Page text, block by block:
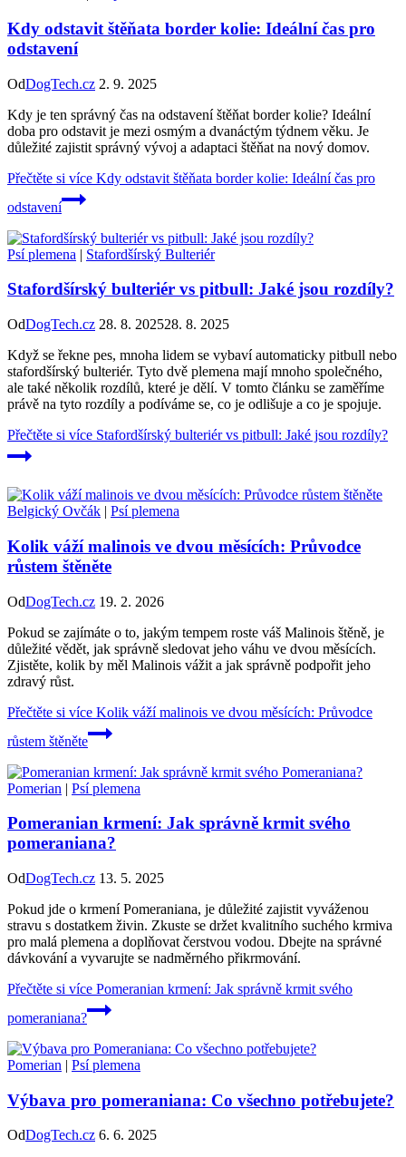
Kdy odstavit štěňata border kolie: Ideální čas pro
odstavení
OdDogTech.cz 2. 9. 2025
Kdy je ten správný čas na odstavení štěňat border kolie? Ideální
doba pro odstavit je mezi osmým a dvanáctým týdnem věku. Je
důležité zajistit správný vývoj a adaptaci štěňat na nový domov.
Přečtěte si více Kdy odstavit štěňata border kolie: Ideální čas pro
odstavení
Psí plemena | Stafordšírský Bulteriér
Stafordšírský bulteriér vs pitbull: Jaké jsou rozdíly?
OdDogTech.cz 28. 8. 202528. 8. 2025
Když se řekne pes, mnoha lidem se vybaví automaticky pitbull nebo
stafordšírský bulteriér. Tyto dvě plemena mají mnoho společného,
ale také několik rozdílů, které je dělí. V tomto článku se zaměříme
právě na tyto rozdíly a podíváme se, co je odlišuje a co je spojuje.
Přečtěte si více Stafordšírský bulteriér vs pitbull: Jaké jsou rozdíly?
Belgický Ovčák | Psí plemena
Kolik váží malinois ve dvou měsících: Průvodce
růstem štěněte
OdDogTech.cz 19. 2. 2026
Pokud se zajímáte o to, jakým tempem roste váš Malinois štěně, je
důležité vědět, jak správně sledovat jeho váhu ve dvou měsících.
Zjistěte, kolik by měl Malinois vážit a jak správně podpořit jeho
zdravý růst.
Přečtěte si více Kolik váží malinois ve dvou měsících: Průvodce
růstem štěněte
Pomerian | Psí plemena
Pomeranian krmení: Jak správně krmit svého
pomeraniana?
OdDogTech.cz 13. 5. 2025
Pokud jde o krmení Pomeraniana, je důležité zajistit vyváženou
stravu s dostatkem živin. Zkuste se držet kvalitního suchého krmiva
pro malá plemena a doplňovat čerstvou vodou. Dbejte na správné
dávkování a vyvarujte se nadměrného přikrmování.
Přečtěte si více Pomeranian krmení: Jak správně krmit svého
pomeraniana?
Pomerian | Psí plemena
Výbava pro pomeraniana: Co všechno potřebujete?
OdDogTech.cz 6. 6. 2025